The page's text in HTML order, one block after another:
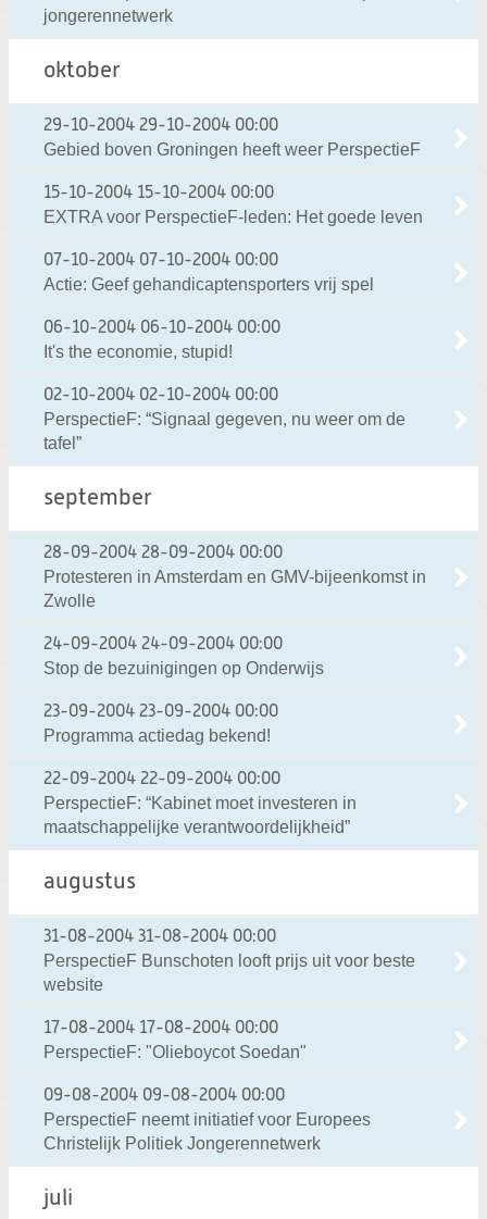
jongerennetwerk
oktober
29-10-2004 29-10-2004 00:00
Gebied boven Groningen heeft weer PerspectieF
15-10-2004 15-10-2004 00:00
EXTRA voor PerspectieF-leden: Het goede leven
07-10-2004 07-10-2004 00:00
Actie: Geef gehandicaptensporters vrij spel
06-10-2004 06-10-2004 00:00
It's the economie, stupid!
02-10-2004 02-10-2004 00:00
PerspectieF: “Signaal gegeven, nu weer om de
tafel”
september
28-09-2004 28-09-2004 00:00
Protesteren in Amsterdam en GMV-bijeenkomst in
Zwolle
24-09-2004 24-09-2004 00:00
Stop de bezuinigingen op Onderwijs
23-09-2004 23-09-2004 00:00
Programma actiedag bekend!
22-09-2004 22-09-2004 00:00
PerspectieF: “Kabinet moet investeren in
maatschappelijke verantwoordelijkheid”
augustus
31-08-2004 31-08-2004 00:00
PerspectieF Bunschoten looft prijs uit voor beste
website
17-08-2004 17-08-2004 00:00
PerspectieF: "Olieboycot Soedan"
09-08-2004 09-08-2004 00:00
PerspectieF neemt initiatief voor Europees
Christelijk Politiek Jongerennetwerk
juli